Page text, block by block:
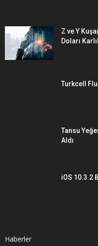
Z ve Y
Doları
Turkcell
Tansu
Aldı
iOS 10.3.2
Haberler